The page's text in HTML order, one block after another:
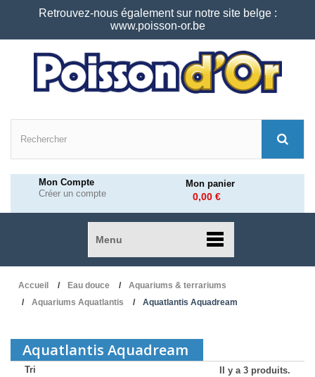
Retrouvez-nous également sur notre site belge :
www.poisson-or.be
Mon Compte
Créer un compte
Mon panier
0,00 €
Menu
Accueil Eau douce
Aquariums & terrariums
Aquariums Aquatlantis
Aquatlantis Aquadream
Aquatlantis Aquadream
Tri Il y a 3 produits.